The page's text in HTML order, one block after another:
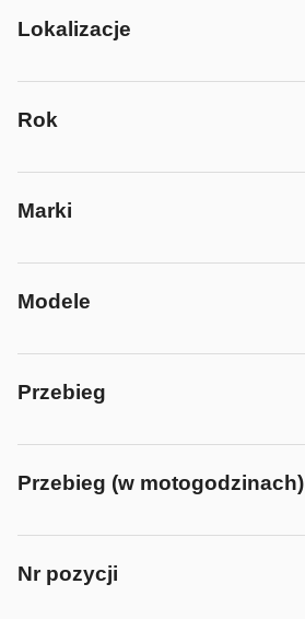
Lokalizacje
Rok
Marki
Modele
Przebieg
Przebieg (w motogodzinach)
Nr pozycji